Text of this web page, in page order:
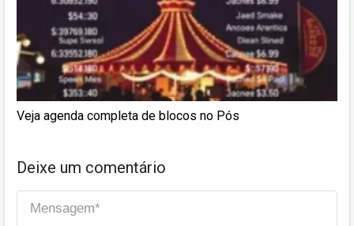
Veja agenda completa de blocos no Pós
Deixe um comentário